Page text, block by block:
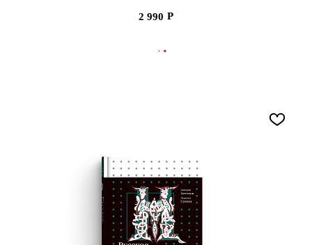
2 990
В КОРЗИНУ